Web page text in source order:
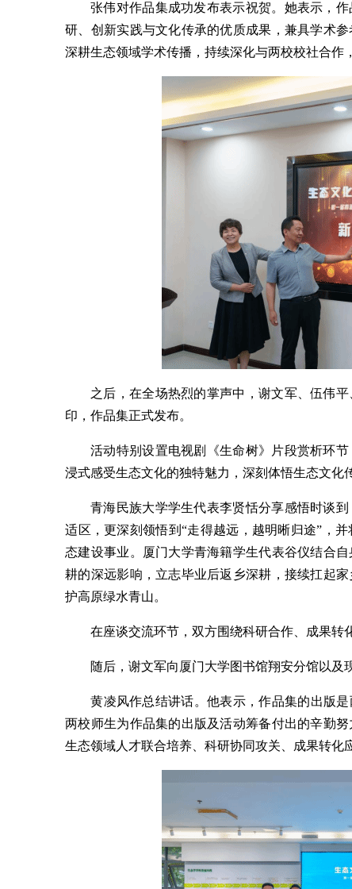
张伟对作品集成功发布表示祝贺。她表示，
研、创新实践与文化传承的优质成果，兼具学术
深耕生态领域学术传播，持续深化与两校校社合作
之后，在全场热烈的掌声中，谢文军、伍伟
印，作品集正式发布。
活动特别设置电视剧《生命树》片段赏析环
浸式感受生态文化的独特魅力，深刻体悟生态文化
青海民族大学学生代表李贤恬分享感悟时谈
适区，更深刻领悟到“走得越远，越明晰归途”，
态建设事业。厦门大学青海籍学生代表谷仪结合
耕的深远影响，立志毕业后返乡深耕，接续扛起
护高原绿水青山。
在座谈交流环节，双方围绕科研合作、成果转
随后，谢文军向厦门大学图书馆翔安分馆以及
黄凌风作总结讲话。他表示，作品集的出版
两校师生为作品集的出版及活动筹备付出的辛勤
生态领域人才联合培养、科研协同攻关、成果转化